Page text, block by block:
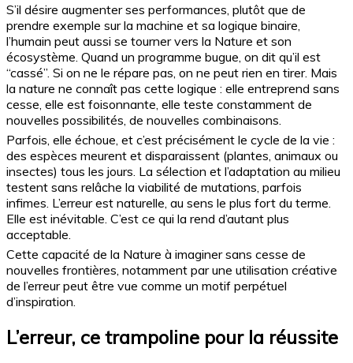
S’il désire augmenter ses performances, plutôt que de
prendre exemple sur la machine et sa logique binaire,
l’humain peut aussi se tourner vers la Nature et son
écosystème. Quand un programme bugue, on dit qu’il est
“cassé”. Si on ne le répare pas, on ne peut rien en tirer. Mais
la nature ne connaît pas cette logique : elle entreprend sans
cesse, elle est foisonnante, elle teste constamment de
nouvelles possibilités, de nouvelles combinaisons.
Parfois, elle échoue, et c’est précisément le cycle de la vie :
des espèces meurent et disparaissent (plantes, animaux ou
insectes) tous les jours. La sélection et l’adaptation au milieu
testent sans relâche la viabilité de mutations, parfois
infimes. L’erreur est naturelle, au sens le plus fort du terme.
Elle est inévitable. C’est ce qui la rend d’autant plus
acceptable.
Cette capacité de la Nature à imaginer sans cesse de
nouvelles frontières, notamment par une utilisation créative
de l’erreur peut être vue comme un motif perpétuel
d’inspiration.
L’erreur, ce trampoline pour la réussite